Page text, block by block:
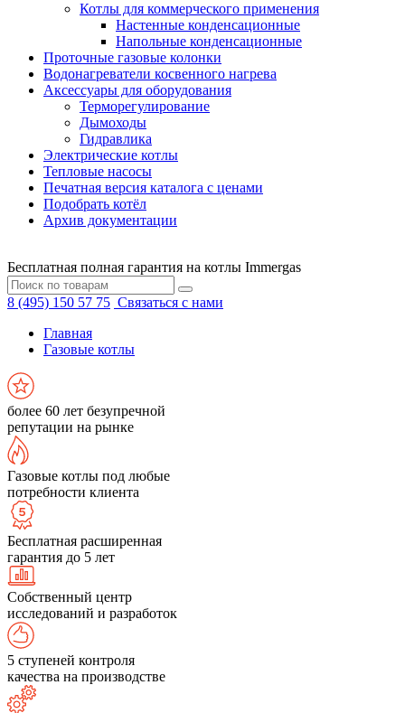
Котлы для коммерческого применения
Настенные конденсационные
Напольные конденсационные
Проточные газовые колонки
Водонагреватели косвенного нагрева
Аксессуары для оборудования
Терморегулирование
Дымоходы
Гидравлика
Электрические котлы
Тепловые насосы
Печатная версия каталога с ценами
Подобрать котёл
Архив документации
Бесплатная полная гарантия на котлы Immergas
8 (495) 150 57 75 Связаться с нами
Главная
Газовые котлы
более 60 лет безупречной
репутации на рынке
Газовые котлы под любые
потребности клиента
Бесплатная расширенная
гарантия до 5 лет
Собственный центр
исследований и разработок
5 ступеней контроля
качества на производстве